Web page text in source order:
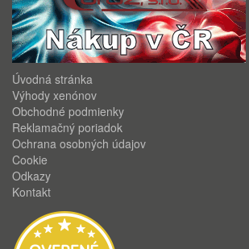
Úvodná stránka
Výhody xenónov
Obchodné podmienky
Reklamačný poriadok
Ochrana osobných údajov
Cookie
Odkazy
Kontakt